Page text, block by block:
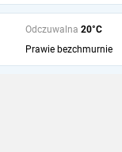
Odczuwalna 20°C
Prawie bezchmurnie